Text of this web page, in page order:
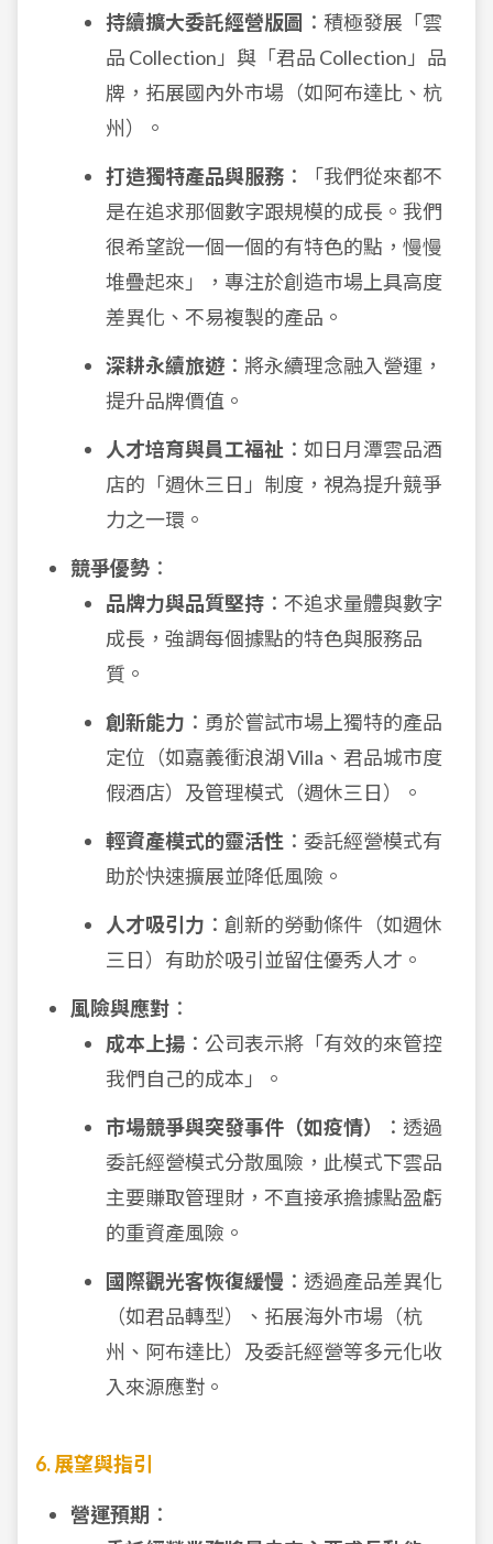
持續擴大委託經營版圖 ：積極發展「雲
品 Collection」與「君品 Collection」品
牌，拓展國內外市場（如阿布達比、杭
州）。
打造獨特產品與服務 ：「我們從來都不
是在追求那個數字跟規模的成長。我們
很希望說一個一個的有特色的點，慢慢
堆疊起來」，專注於創造市場上具高度
差異化、不易複製的產品。
深耕永續旅遊 ：將永續理念融入營運，
提升品牌價值。
人才培育與員工福祉 ：如日月潭雲品酒
店的「週休三日」制度，視為提升競爭
力之一環。
競爭優勢 ：
品牌力與品質堅持 ：不追求量體與數字
成長，強調每個據點的特色與服務品
質。
創新能力 ：勇於嘗試市場上獨特的產品
定位（如嘉義衝浪湖 Villa、君品城市度
假酒店）及管理模式（週休三日）。
輕資產模式的靈活性 ：委託經營模式有
助於快速擴展並降低風險。
人才吸引力 ：創新的勞動條件（如週休
三日）有助於吸引並留住優秀人才。
風險與應對 ：
成本上揚 ：公司表示將「有效的來管控
我們自己的成本」。
市場競爭與突發事件（如疫情）
：透過
委託經營模式分散風險，此模式下雲品
主要賺取管理財，不直接承擔據點盈虧
的重資產風險。
國際觀光客恢復緩慢 ：透過產品差異化
（如君品轉型）、拓展海外市場（杭
州、阿布達比）及委託經營等多元化收
入來源應對。
6. 展望與指引
營運預期 ：